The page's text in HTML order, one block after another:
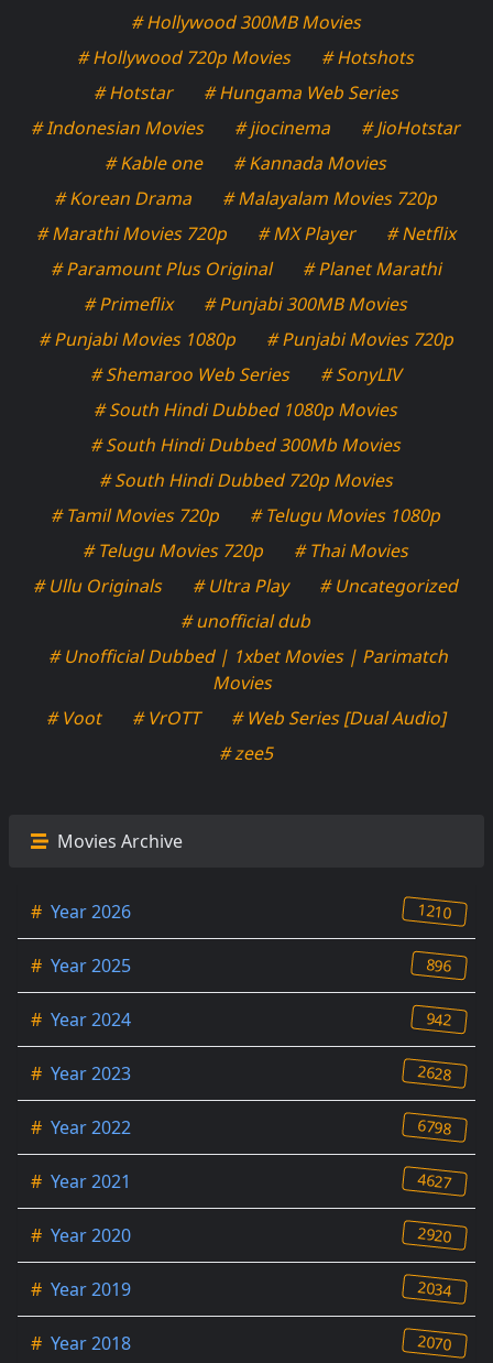
# Hollywood 300MB Movies
# Hollywood 720p Movies
# Hotshots
# Hotstar
# Hungama Web Series
# Indonesian Movies
# jiocinema
# JioHotstar
# Kable one
# Kannada Movies
# Korean Drama
# Malayalam Movies 720p
# Marathi Movies 720p
# MX Player
# Netflix
# Paramount Plus Original
# Planet Marathi
# Primeflix
# Punjabi 300MB Movies
# Punjabi Movies 1080p
# Punjabi Movies 720p
# Shemaroo Web Series
# SonyLIV
# South Hindi Dubbed 1080p Movies
# South Hindi Dubbed 300Mb Movies
# South Hindi Dubbed 720p Movies
# Tamil Movies 720p
# Telugu Movies 1080p
# Telugu Movies 720p
# Thai Movies
# Ullu Originals
# Ultra Play
# Uncategorized
# unofficial dub
# Unofficial Dubbed | 1xbet Movies | Parimatch
Movies
# Voot
# VrOTT
# Web Series [Dual Audio]
# zee5
Movies Archive
# Year 2026 1210
# Year 2025 896
# Year 2024 942
# Year 2023 2628
# Year 2022 6798
# Year 2021 4627
# Year 2020 2920
# Year 2019 2034
# Year 2018 2070